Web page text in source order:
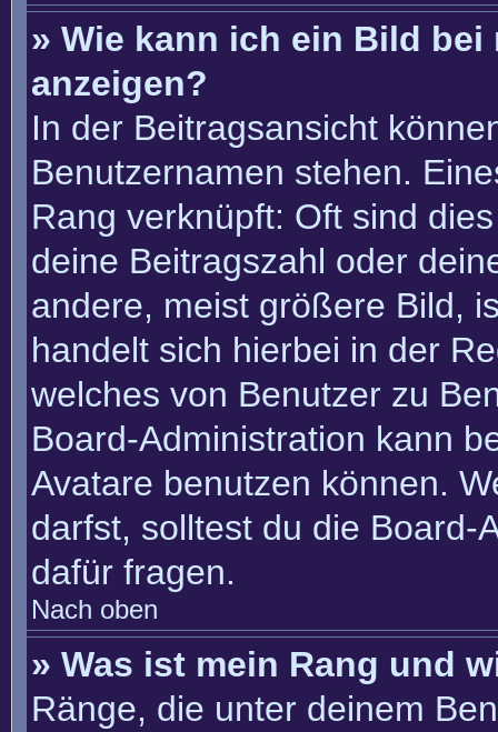
» Wie kann ich ein Bild bei
anzeigen?
In der Beitragsansicht
Benutzernamen stehen.
Rang verknüpft: Oft sind
deine Beitragszahl oder
andere, meist größere Bild,
handelt sich hierbei in der
welches von Benutzer zu
Board-Administration kann
Avatare benutzen können.
darfst, solltest du die Board-
dafür fragen.
Nach oben
» Was ist mein Rang und
Ränge, die unter deinem